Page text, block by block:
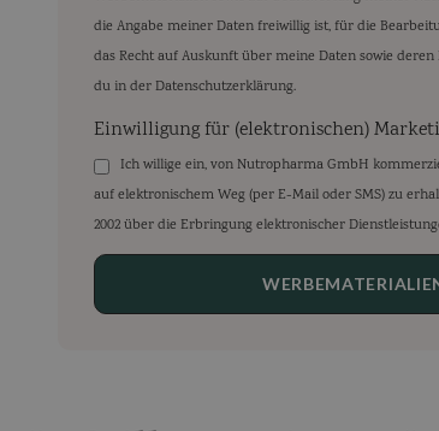
die Angabe meiner Daten freiwillig ist, für die
das Recht auf Auskunft über meine Daten sowie
du in der Datenschutzerklärung.
Einwilligung für (elektronischen)
Ich willige ein, von Nutropharma GmbH
auf elektronischem Weg (per E-Mail oder SMS) zu
2002 über die Erbringung elektronischer